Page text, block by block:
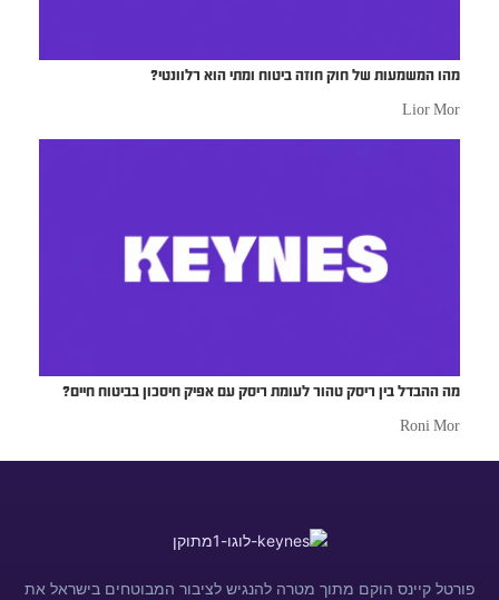
מהו המשמעות של חוק חוזה ביטוח ומתי הוא רלוונטי?
Lior Mor
מה ההבדל בין ריסק טהור לעומת ריסק עם אפיק חיסכון בביטוח חיים?
Roni Mor
פורטל קיינס הוקם מתוך מטרה להנגיש לציבור המבוטחים בישראל את